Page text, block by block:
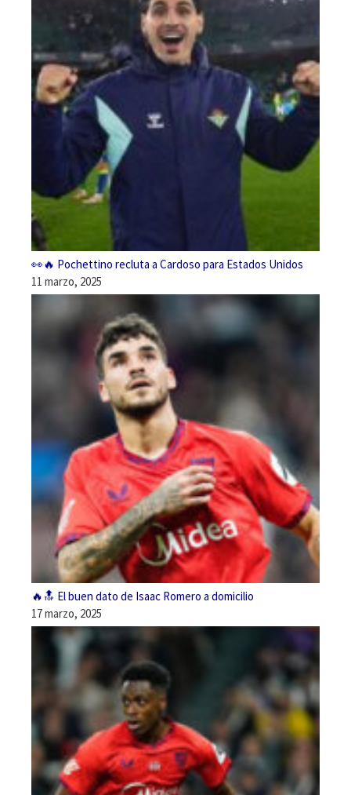
👀🔥 Pochettino recluta a Cardoso para Estados Unidos
11 marzo, 2025
🔥🔝 El buen dato de Isaac Romero a domicilio
17 marzo, 2025